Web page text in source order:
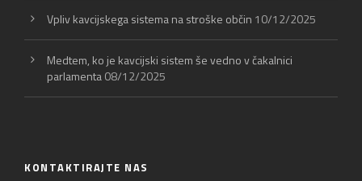
Vpliv kavcijskega sistema na stroške občin 10/12/2025
Medtem, ko je kavcijski sistem še vedno v čakalnici
parlamenta08/12/2025
KONTAKTIRAJTE NAS